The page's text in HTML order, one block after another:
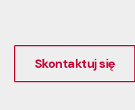
Skontaktuj się